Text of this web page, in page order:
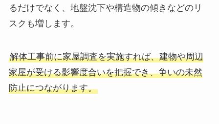
るだけでなく、地盤沈下や構造物の傾きなどのリ
スクも増します。
解体工事前に家屋調査を実施すれば、建物や周辺
家屋が受ける影響度合いを把握でき、争いの未然
防止につながります。